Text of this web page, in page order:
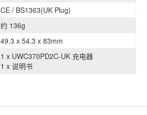
CE / BS1363(UK Plug)
约 136g
49.3 x 54.3 x 83mm
1 x UWC370PD2C-UK 充电器
1 x 说明书